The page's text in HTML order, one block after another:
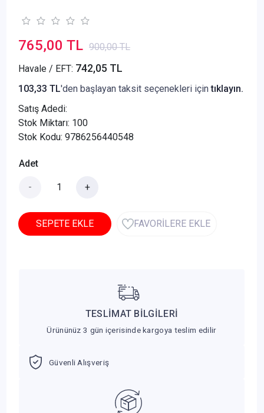
765,00 TL 900,00 TL
Havale / EFT: 742,05 TL
103,33 TL'den başlayan taksit seçenekleri içintıklayın.
Satış Adedi:
Stok Miktarı: 100
Stok Kodu: 9786256440548
Adet
- +
SEPETE EKLE FAVORİLERE EKLE
TESLİMAT BİLGİLERİ
Ürününüz 3 gün içerisinde kargoya teslim edilir
Güvenli Alışveriş